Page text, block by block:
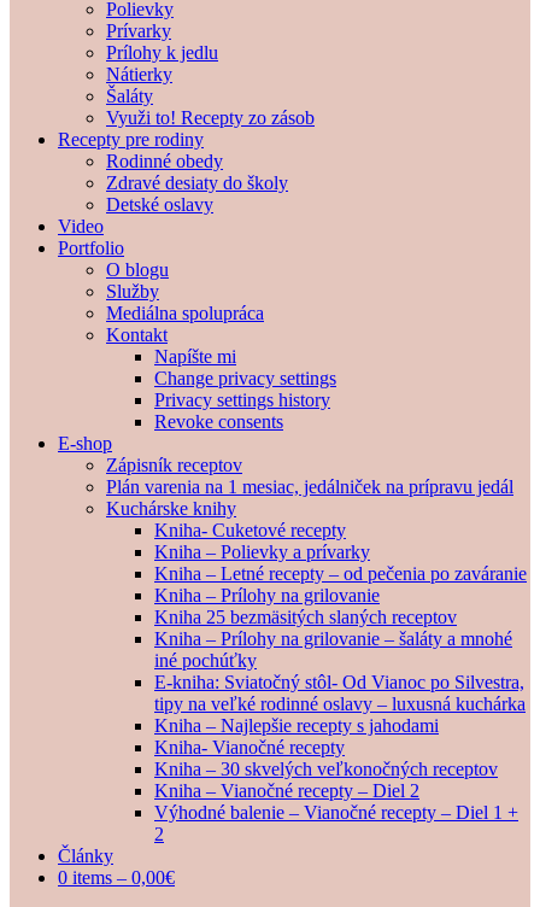
Polievky
Prívarky
Prílohy k jedlu
Nátierky
Šaláty
Využi to! Recepty zo zásob
Recepty pre rodiny
Rodinné obedy
Zdravé desiaty do školy
Detské oslavy
Video
Portfolio
O blogu
Služby
Mediálna spolupráca
Kontakt
Napíšte mi
Change privacy settings
Privacy settings history
Revoke consents
E-shop
Zápisník receptov
Plán varenia na 1 mesiac, jedálniček na prípravu jedál
Kuchárske knihy
Kniha- Cuketové recepty
Kniha – Polievky a prívarky
Kniha – Letné recepty – od pečenia po zaváranie
Kniha – Prílohy na grilovanie
Kniha 25 bezmäsitých slaných receptov
Kniha – Prílohy na grilovanie – šaláty a mnohé
iné pochúťky
E-kniha: Sviatočný stôl- Od Vianoc po Silvestra,
tipy na veľké rodinné oslavy – luxusná kuchárka
Kniha – Najlepšie recepty s jahodami
Kniha- Vianočné recepty
Kniha – 30 skvelých veľkonočných receptov
Kniha – Vianočné recepty – Diel 2
Výhodné balenie – Vianočné recepty – Diel 1 +
2
Články
0 items – 0,00€